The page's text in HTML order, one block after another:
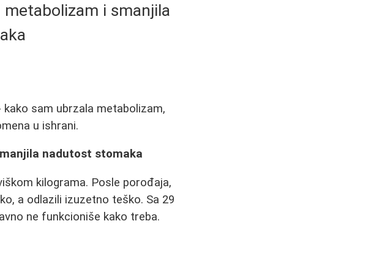
i smanjila
sam ubrzala metabolizam,
u ishrani.
nadutost stomaka
kilograma. Posle porođaja,
a odlazili izuzetno teško. Sa 29
ne funkcioniše kako treba.